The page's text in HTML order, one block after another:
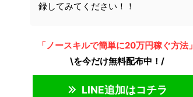
録してみてください！！
「ノースキルで簡単に20万円稼ぐ方法」
\を今だけ無料配布中！/
LINE追加はコチラ